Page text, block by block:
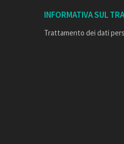
INFORMATIVA SUL
Trattamento dei dati